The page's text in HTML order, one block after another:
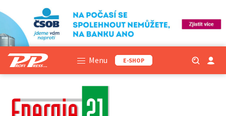
Menu E-SHOP